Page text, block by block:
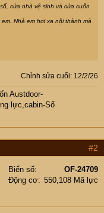
cửa nhà vệ sinh và cửa cuốn
Nhà em hơi xa nội thành mà
Chỉnh sửa cuối: 12/2/26
Austdoor-
lực,cabin-Số
#2
Biển số
OF-24709
Động cơ
550,108 Mã lực